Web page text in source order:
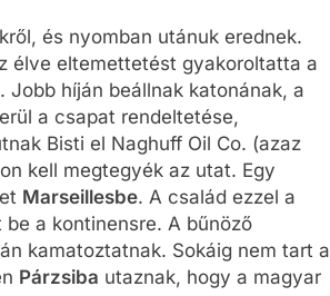
és nyomban utánuk erednek.
élve eltemettetést gyakoroltatta a
híján beállnak katonának, a
a csapat rendeltetése,
Bisti el Naghuff Oil Co. (azaz
kell megtegyék az utat. Egy
Marseillesbe. A család ezzel a
a kontinensre. A bűnöző
kamatoztatnak. Sokáig nem tart a
Párzsiba utaznak, hogy a magyar